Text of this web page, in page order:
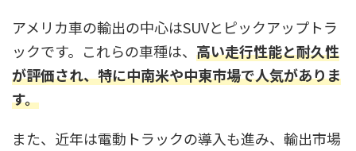
アメリカ車の輸出の中心はSUVとピックアップトラ
ックです。これらの車種は、 高い走行性能と耐久性
が評価され、特に中南米や中東市場で人気がありま
す。
また、近年は電動トラックの導入も進み、輸出市場